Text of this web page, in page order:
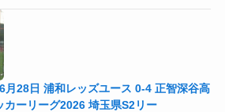
月28日 浦和レッズユース 0-4 正智深谷高
ーリーグ2026 埼玉県S2リー